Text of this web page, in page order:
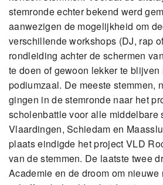
stemronde echter bekend werd
aanwezigen de mogelijkheid om
verschillende workshops (DJ, rap
rondleiding achter de schermen
te doen of gewoon lekker te
podiumzaal. De meeste stemmen,
gingen in de stemronde naar het
scholenbattle voor alle middelbare
Vlaardingen, Schiedam en
plaats eindigde het project VLD
van de stemmen. De laatste twee
Academie en de droom om nieuwe